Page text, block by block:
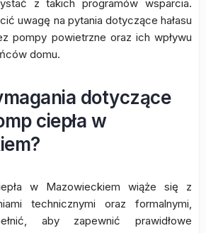
z takich programów wsparcia.
uwagę na pytania dotyczące hałasu
pompy powietrzne oraz ich wpływu
domu.
dotyczące
ciepła w
w Mazowieckiem wiąże się z
technicznymi oraz formalnymi,
aby zapewnić prawidłowe